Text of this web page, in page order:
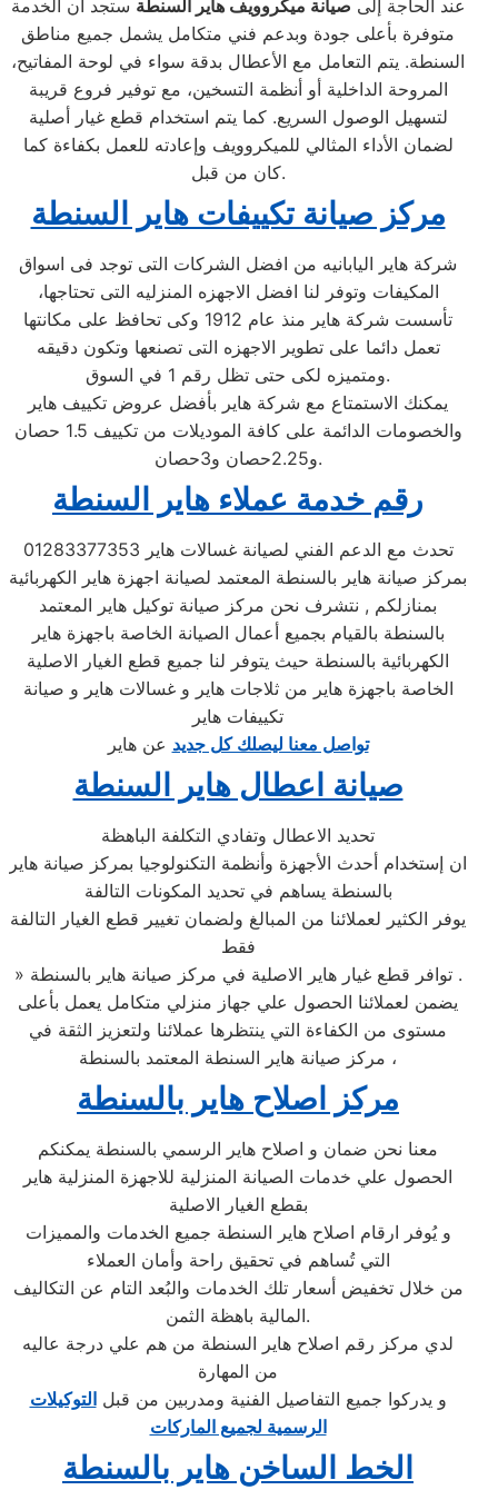
عند الحاجة إلى صيانة ميكروويف هاير السنطة ستجد أن الخدمة
متوفرة بأعلى جودة وبدعم فني متكامل يشمل جميع مناطق
السنطة. يتم التعامل مع الأعطال بدقة سواء في لوحة المفاتيح،
المروحة الداخلية أو أنظمة التسخين، مع توفير فروع قريبة
لتسهيل الوصول السريع. كما يتم استخدام قطع غيار أصلية
لضمان الأداء المثالي للميكروويف وإعادته للعمل بكفاءة كما
كان من قبل.
مركز صيانة تكييفات هاير السنطة
شركة هاير اليابانيه من افضل الشركات التى توجد فى اسواق
المكيفات وتوفر لنا افضل الاجهزه المنزليه التى تحتاجها،
تأسست شركة هاير منذ عام 1912 وكى تحافظ على مكانتها
تعمل دائما على تطوير الاجهزه التى تصنعها وتكون دقيقه
ومتميزه لكى حتى تظل رقم 1 في السوق.
يمكنك الاستمتاع مع شركة هاير بأفضل عروض تكييف هاير
والخصومات الدائمة على كافة الموديلات من تكييف 1.5 حصان
و2.25حصان و3حصان.
رقم خدمة عملاء هاير السنطة
تحدث مع الدعم الفني لصيانة غسالات هاير 01283377353
بمركز صيانة هاير بالسنطة المعتمد لصيانة اجهزة هاير الكهربائية
بمنازلكم , نتشرف نحن مركز صيانة توكيل هاير المعتمد
بالسنطة بالقيام بجميع أعمال الصيانة الخاصة باجهزة هاير
الكهربائية بالسنطة حيث يتوفر لنا جميع قطع الغيار الاصلية
الخاصة باجهزة هاير من ثلاجات هاير و غسالات هاير و صيانة
تكييفات هاير
تواصل معنا ليصلك كل جديد عن هاير
صيانة اعطال هاير السنطة
تحديد الاعطال وتفادي التكلفة الباهظة
ان إستخدام أحدث الأجهزة وأنظمة التكنولوجيا بمركز صيانة هاير
بالسنطة يساهم في تحديد المكونات التالفة
يوفر الكثير لعملائنا من المبالغ ولضمان تغيير قطع الغيار التالفة
فقط
» توافر قطع غيار هاير الاصلية في مركز صيانة هاير بالسنطة .
يضمن لعملائنا الحصول علي جهاز منزلي متكامل يعمل بأعلى
مستوى من الكفاءة التي ينتظرها عملائنا ولتعزيز الثقة في
مركز صيانة هاير السنطة المعتمد بالسنطة ،
مركز اصلاح هاير بالسنطة
معنا نحن ضمان و اصلاح هاير الرسمي بالسنطة يمكنكم
الحصول علي خدمات الصيانة المنزلية للاجهزة المنزلية هاير
بقطع الغيار الاصلية
و يُوفر ارقام اصلاح هاير السنطة جميع الخدمات والمميزات
التي تُساهم في تحقيق راحة وأمان العملاء
من خلال تخفيض أسعار تلك الخدمات والبُعد التام عن التكاليف
المالية باهظة الثمن.
لدي مركز رقم اصلاح هاير السنطة من هم علي درجة عاليه
من المهارة
و يدركوا جميع التفاصيل الفنية ومدربين من قبلالتوكيلات
الرسمية لجميع الماركات
الخط الساخن هاير بالسنطة